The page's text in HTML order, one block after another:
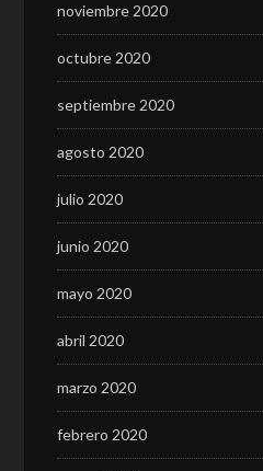
noviembre 2020
octubre 2020
septiembre 2020
agosto 2020
julio 2020
junio 2020
mayo 2020
abril 2020
marzo 2020
febrero 2020